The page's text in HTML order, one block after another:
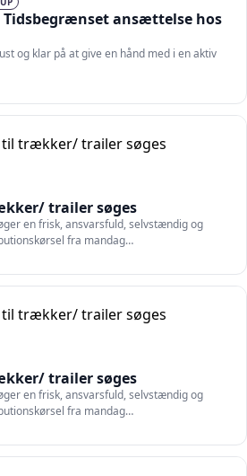
Tidsbegrænset ansættelse hos
og klar på at give en hånd med i en aktiv
trailer søges
en frisk, ansvarsfuld, selvstændig og
fra mandag…
trailer søges
en frisk, ansvarsfuld, selvstændig og
fra mandag…